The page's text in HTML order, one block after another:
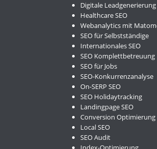
Digitale Leadgenerierung
Healthcare SEO
Webanalytics mit
SEO für Selbstständige
Internationales SEO
SEO Komplettbetreuung
SEO für Jobs
SEO-Konkurrenzanalyse
On-SERP SEO
SEO Holidaytracking
Landingpage SEO
Conversion Optimierung
Local SEO
SEO Audit